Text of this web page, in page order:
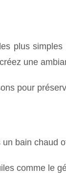
plus
une
pour
bain chaud
comme le